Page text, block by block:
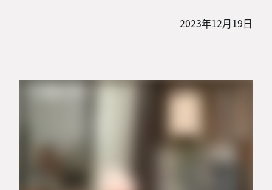
2023年12月19日